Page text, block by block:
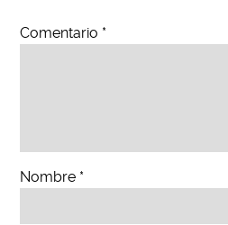
Comentario *
Nombre *